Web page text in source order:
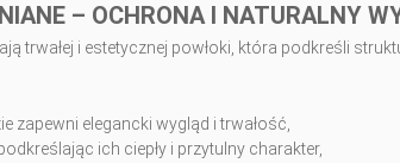
– OCHRONA I NATURALNY
trwałej i estetycznej powłoki, która podkreśli
zapewni elegancki wygląd i trwałość,
ich ciepły i przytulny charakter,